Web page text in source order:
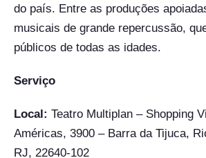
do país. Entre as produções
musicais de grande repercussão,
públicos de todas as idades.
Serviço
Local: Teatro Multiplan – Shopping
Américas, 3900 – Barra da Tijuca,
RJ, 22640-102